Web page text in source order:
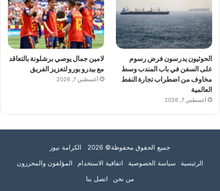
الحوثيون يدرسون فرض رسوم
على السفن في باب المندب وسط
مخاوف من اضطراب تجارة النفط
العالمية
أغسطس 7, 2026
لامين جمال يوصي برشلونة بالتعاقد
مع بيدرو بورو لتعزيز الفريق
أغسطس 7, 2026
جميع الحقوق محفوظة© 2026 الكرامة نيوز
الرئيسية
سياسة الخصوصية اتفاقية الاستخدام
المؤلفون والمحررون
من نحن
اتصل بنا